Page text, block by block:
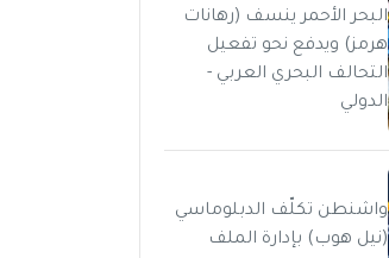
البحر الأحمر ينسف (رهانات
هرمز) ويدفع نحو تفعيل
التحالف البحري العربي -
الدولي
واشنطن تكلّف الدبلوماسي
(نيل هوب) بإدارة الملف